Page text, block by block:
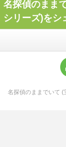
名探偵のまま
シリーズ)をシ
名探偵のままでいて (